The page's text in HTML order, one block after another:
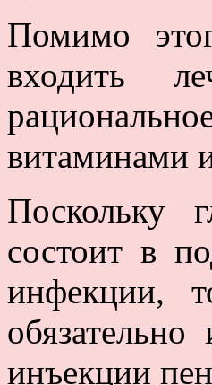
Помимо
входить
витаминами
Поскольку
состоит в
инфекции,
инъекции